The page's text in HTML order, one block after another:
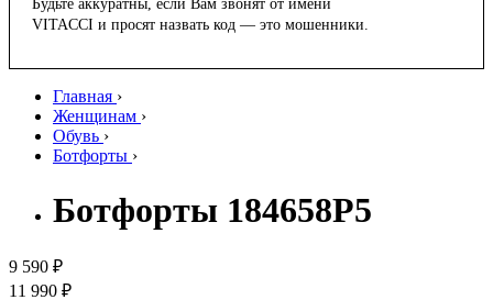
Будьте аккуратны, если Вам звонят от имени
VITACCI и просят назвать код — это мошенники.
Главная ›
Женщинам ›
Обувь ›
Ботфорты ›
Ботфорты 184658P5
9 590 ₽
11 990 ₽